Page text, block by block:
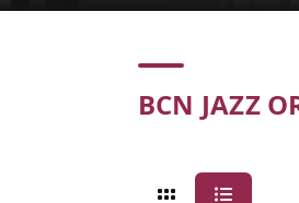
Concert
BCN JAZZ